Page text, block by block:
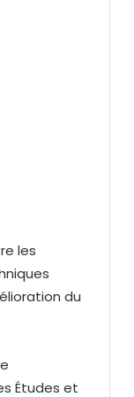
les
du
Études et